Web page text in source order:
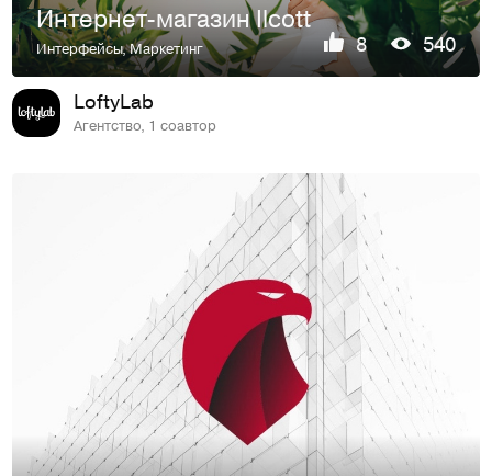
Интернет-магазин Ilcott
Интерфейсы,Маркетинг 8 540
LoftyLab
Агентство, 1 соавтор